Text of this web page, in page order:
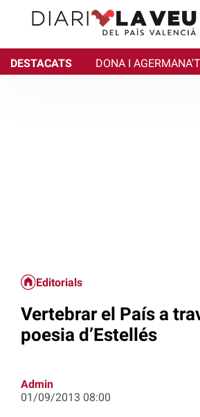
DESTACATS DONA I AGERMANA'T
Editorials
Vertebrar el País a
poesia d’Estellés
Admin
01/09/2013 08:00